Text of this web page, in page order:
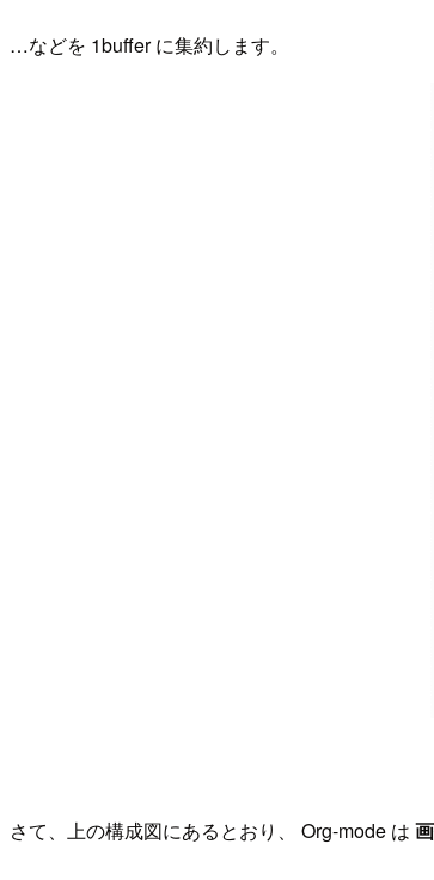
…などを 1buffer に集約します。
さて、上の構成図にあるとおり、 Org-mode は